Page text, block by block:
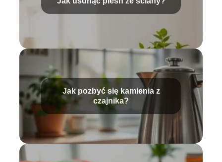
Jak pozbyć się kamienia z
czajnika?